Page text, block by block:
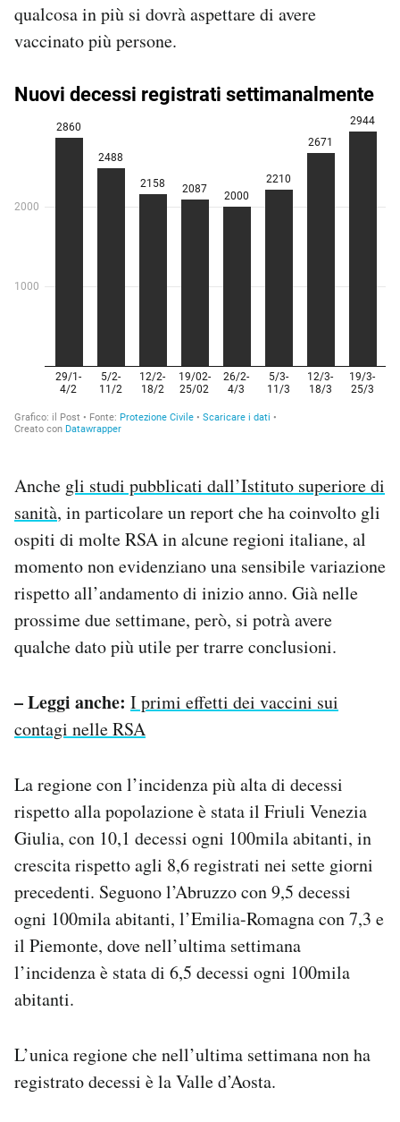
qualcosa in più si dovrà aspettare di avere
vaccinato più persone.
Anche gli studi pubblicati dall’Istituto superiore di
sanità, in particolare un report che ha coinvolto gli
ospiti di molte RSA in alcune regioni italiane, al
momento non evidenziano una sensibile variazione
rispetto all’andamento di inizio anno. Già nelle
prossime due settimane, però, si potrà avere
qualche dato più utile per trarre conclusioni.
– Leggi anche: I primi effetti dei vaccini sui
contagi nelle RSA
La regione con l’incidenza più alta di decessi
rispetto alla popolazione è stata il Friuli Venezia
Giulia, con 10,1 decessi ogni 100mila abitanti, in
crescita rispetto agli 8,6 registrati nei sette giorni
precedenti. Seguono l’Abruzzo con 9,5 decessi
ogni 100mila abitanti, l’Emilia-Romagna con 7,3 e
il Piemonte, dove nell’ultima settimana
l’incidenza è stata di 6,5 decessi ogni 100mila
abitanti.
L’unica regione che nell’ultima settimana non ha
registrato decessi è la Valle d’Aosta.